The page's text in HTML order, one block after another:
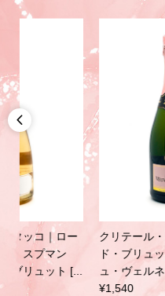

シャンドン・オーストラリア
｜シャンドン ロゼ メトー
ド・トラディショネル [NV] ...
¥3,630